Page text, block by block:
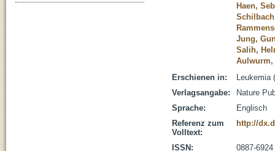
Haen,
Jung,
Salih,
Aulwurm,
Erschienen in:
Leukemia
Verlagsangabe:
Nature
Sprache:
Englisch
Referenz zum
Volltext:
http://
ISSN:
0887-6924